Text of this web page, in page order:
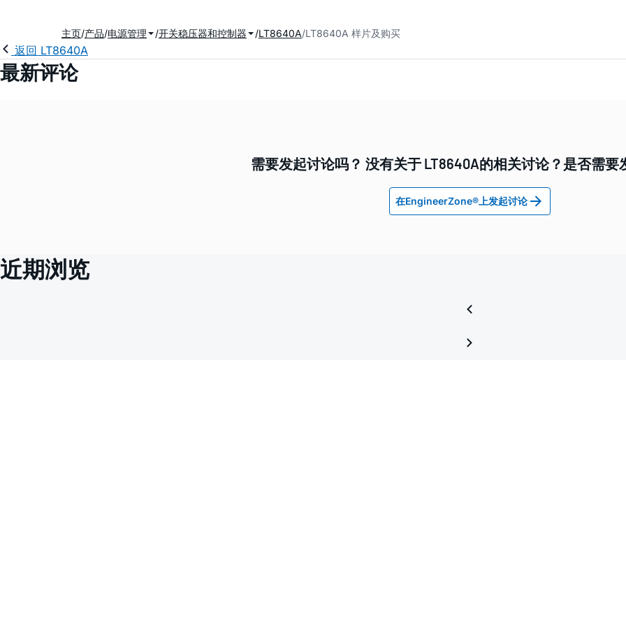
主页 产品 电源管理 开关稳压器和控制器 LT8640A LT8640A 样片及购买
返回 LT8640A
最新评论
需要发起讨论吗？ 没有关于 LT8640A的相关讨论？是否需要
在EngineerZone®上发起讨论
近期浏览